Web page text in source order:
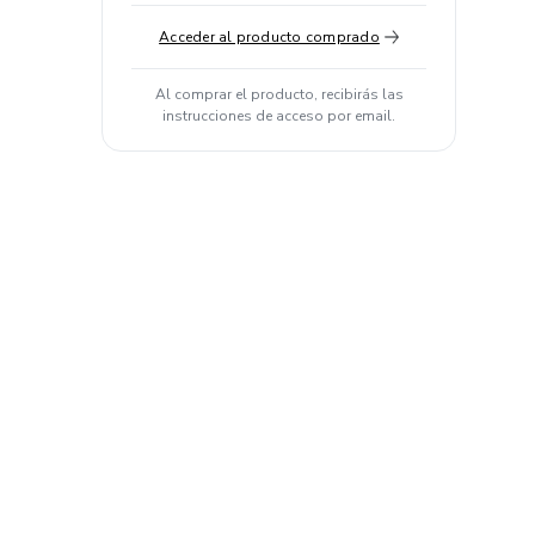
Acceder al producto comprado
Al comprar el producto, recibirás las
instrucciones de acceso por email.